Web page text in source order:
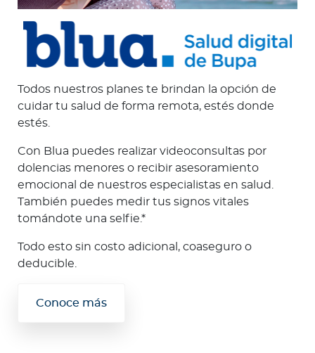
Todos nuestros planes te brindan la opción de
cuidar tu salud de forma remota, estés donde
estés.
Con Blua puedes realizar videoconsultas por
dolencias menores o recibir asesoramiento
emocional de nuestros especialistas en salud.
También puedes medir tus signos vitales
tomándote una selfie.*
Todo esto sin costo adicional, coaseguro o
deducible.
Conoce más